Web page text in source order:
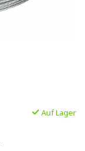
Auf Lager